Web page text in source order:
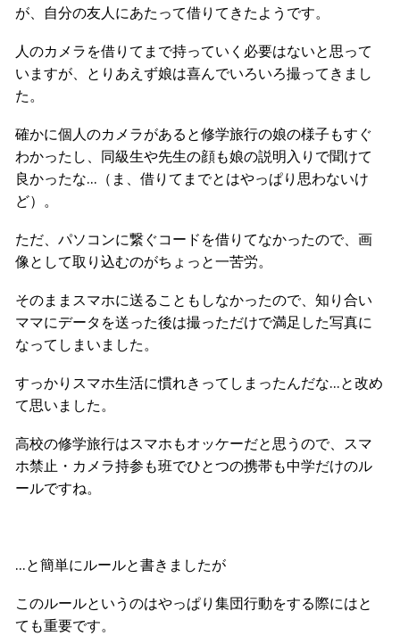
が、自分の友人にあたって借りてきたようです。
人のカメラを借りてまで持っていく必要はないと思って
いますが、とりあえず娘は喜んでいろいろ撮ってきまし
た。
確かに個人のカメラがあると修学旅行の娘の様子もすぐ
わかったし、同級生や先生の顔も娘の説明入りで聞けて
良かったな…（ま、借りてまでとはやっぱり思わないけ
ど）。
ただ、パソコンに繋ぐコードを借りてなかったので、画
像として取り込むのがちょっと一苦労。
そのままスマホに送ることもしなかったので、知り合い
ママにデータを送った後は撮っただけで満足した写真に
なってしまいました。
すっかりスマホ生活に慣れきってしまったんだな…と改め
て思いました。
高校の修学旅行はスマホもオッケーだと思うので、スマ
ホ禁止・カメラ持参も班でひとつの携帯も中学だけのル
ールですね。
…と簡単にルールと書きましたが
このルールというのはやっぱり集団行動をする際にはと
ても重要です。